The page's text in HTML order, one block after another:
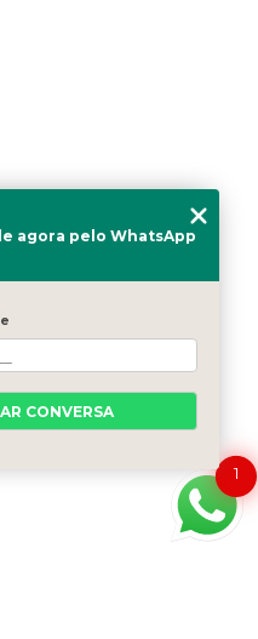
1
agora pelo WhatsApp
CONVERSA